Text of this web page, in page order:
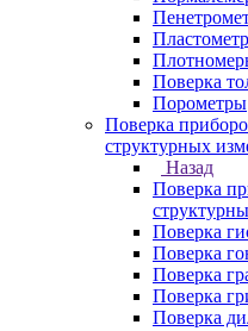
Поверка
Порометры
Поверка
структурных
Назад
Поверка
Поверка
Поверка
Поверка
Поверка
Поверка